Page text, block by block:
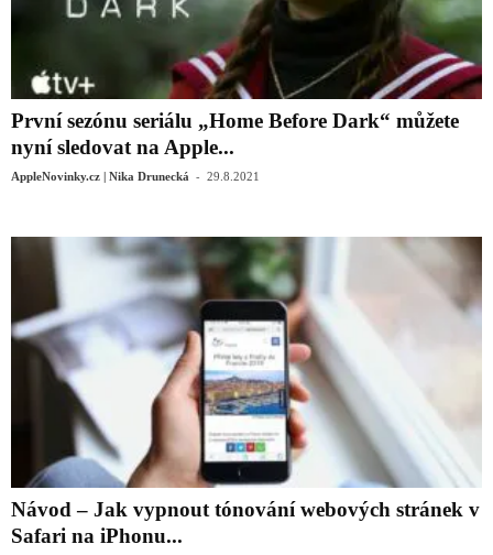
První sezónu seriálu „Home Before Dark“ můžete
nyní sledovat na Apple...
AppleNovinky.cz | Nika Drunecká - 29.8.2021
Návod – Jak vypnout tónování webových stránek v
Safari na iPhonu...